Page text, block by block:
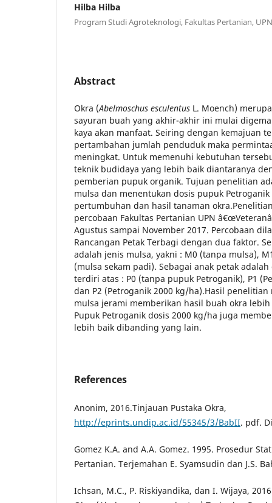
Hilba Hilba
Program Studi Agroteknologi, Fakultas Pertanian,
Abstract
Okra (Abelmoschus esculentus L. Moench)
sayuran buah yang akhir-akhir ini mulai
kaya akan manfaat. Seiring dengan kemajuan
pertambahan jumlah penduduk maka
meningkat. Untuk memenuhi kebutuhan
teknik budidaya yang lebih baik diantaranya
pemberian pupuk organik. Tujuan penelitian
mulsa dan menentukan dosis pupuk
pertumbuhan dan hasil tanaman
percobaan Fakultas Pertanian UPN
Agustus sampai November 2017. Percobaan
Rancangan Petak Terbagi dengan dua faktor.
adalah jenis mulsa, yakni : M0 (tanpa mulsa),
(mulsa sekam padi). Sebagai anak petak
terdiri atas : P0 (tanpa pupuk Petroganik), P1
dan P2 (Petroganik 2000 kg/ha).Hasil
mulsa jerami memberikan hasil buah okra
Pupuk Petroganik dosis 2000 kg/ha juga
lebih baik dibanding yang lain.
References
Anonim, 2016.Tinjauan Pustaka Okra,
http://eprints.undip.ac.id/55345/3/BabII. pdf.
Gomez K.A. and A.A. Gomez. 1995. Prosedur
Pertanian. Terjemahan E. Syamsudin dan J.S.
Ichsan, M.C., P. Riskiyandika, dan I. Wijaya,